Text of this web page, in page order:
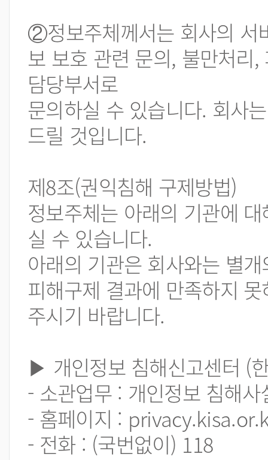
②정보주체께서는 회사의 서
보 보호 관련 문의, 불만처리
담당부서로
문의하실 수 있습니다. 회사
드릴 것입니다.
제8조(권익침해 구제방법)
정보주체는 아래의 기관에
실 수 있습니다.
아래의 기관은 회사와는 별
피해구제 결과에 만족하지
주시기 바랍니다.
▶ 개인정보 침해신고센터 (
- 소관업무 : 개인정보 침해
- 홈페이지 :
- 전화 : (국번없이) 118